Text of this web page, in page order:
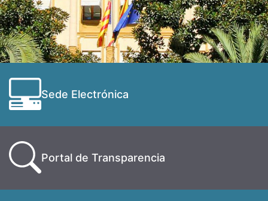
Sede Electrónica
Portal de Transparencia